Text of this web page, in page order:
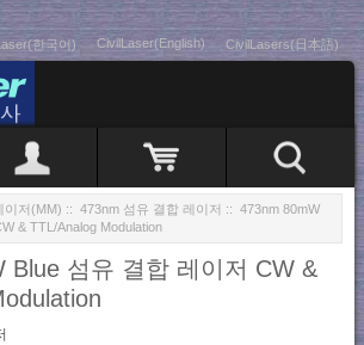
한국어) CivilLaser(English) CivilLasers(日本語)
이저(MM) :: 473nm 섬유 결합 레이저 :: 473nm 80mW
& TTL/Analog Modulation
Blue 섬유 결합 레이저 CW &